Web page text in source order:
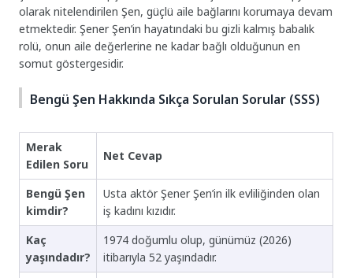
olarak nitelendirilen Şen, güçlü aile bağlarını korumaya devam
etmektedir. Şener Şen’in hayatındaki bu gizli kalmış babalık
rolü, onun aile değerlerine ne kadar bağlı olduğunun en
somut göstergesidir.
Bengü Şen Hakkında Sıkça Sorulan Sorular (SSS)
Merak
Edilen Soru
Net Cevap
Bengü Şen
kimdir?
Usta aktör Şener Şen’in ilk evliliğinden olan
iş kadını kızıdır.
Kaç
yaşındadır?
1974 doğumlu olup, günümüz (2026)
itibarıyla 52 yaşındadır.